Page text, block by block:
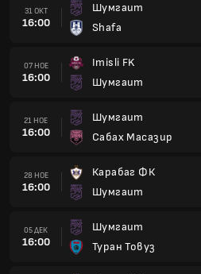
31 ОКТ
16:00
Шумгаит
Shafa
07 НОЕ
16:00
Imisli FK
Шумгаит
21 НОЕ
16:00
Шумгаит
Сабах Масазир
28 НОЕ
16:00
Карабаг ФК
Шумгаит
05 ДЕК
16:00
Шумгаит
Туран Товуз